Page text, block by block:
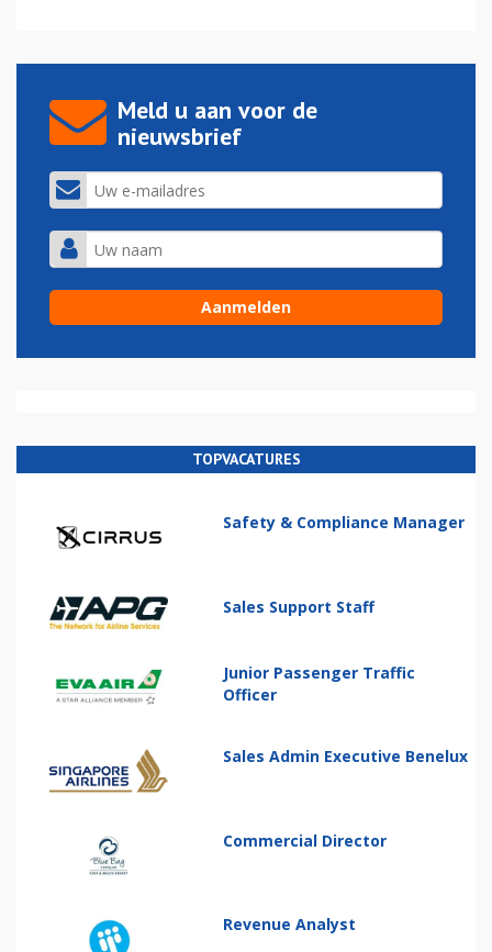
Meld u aan voor de
nieuwsbrief
TOPVACATURES
Safety & Compliance Manager
Sales Support Staff
Junior Passenger Traffic
Officer
Sales Admin Executive Benelux
Commercial Director
Revenue Analyst